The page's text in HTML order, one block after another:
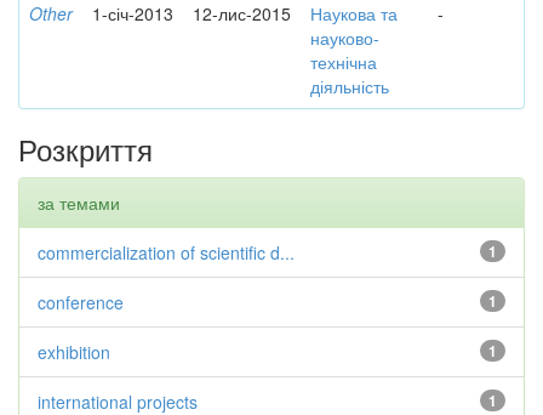
Other 1-січ-2013 12-лис-2015
Наукова та
науково-
технічна
діяльність
-
Розкриття
за темами
1
commercialization of scientific d...
1
conference
1
exhibition
1
international projects